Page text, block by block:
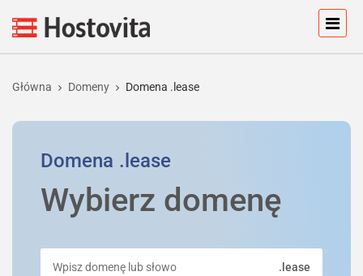
Główna Domeny Domena .lease
Domena .lease
Wybierz domenę
.lease